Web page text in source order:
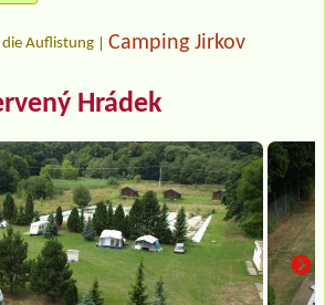
Auflistung Camping Jirkov
Hrádek